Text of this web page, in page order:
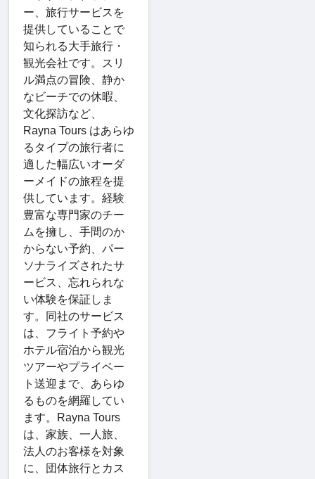
ー、旅行サービスを
提供していることで
知られる大手旅行・
観光会社です。スリ
ル満点の冒険、静か
なビーチでの休暇、
文化探訪など、
Rayna Tours はあらゆ
るタイプの旅行者に
適した幅広いオーダ
ーメイドの旅程を提
供しています。経験
豊富な専門家のチー
ムを擁し、手間のか
からない予約、パー
ソナライズされたサ
ービス、忘れられな
い体験を保証しま
す。同社のサービス
は、フライト予約や
ホテル宿泊から観光
ツアーやプライベー
ト送迎まで、あらゆ
るものを網羅してい
ます。Rayna Tours
は、家族、一人旅、
法人のお客様を対象
に、団体旅行とカス